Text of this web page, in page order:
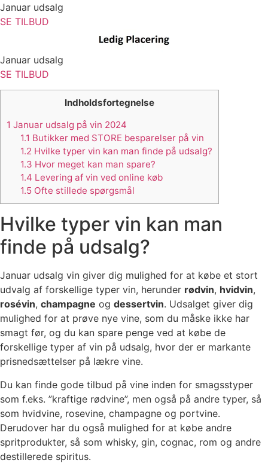
Januar udsalg
SE TILBUD
Januar udsalg
SE TILBUD
Indholdsfortegnelse
1 Januar udsalg på vin 2024
1.1 Butikker med STORE besparelser på vin
1.2 Hvilke typer vin kan man finde på udsalg?
1.3 Hvor meget kan man spare?
1.4 Levering af vin ved online køb
1.5Ofte stillede spørgsmål
Hvilke typer vin kan man
finde på udsalg?
Januar udsalg vin giver dig mulighed for at købe et stort
udvalg af forskellige typer vin, herunder rødvin, hvidvin,
rosévin, champagne og dessertvin. Udsalget giver dig
mulighed for at prøve nye vine, som du måske ikke har
smagt før, og du kan spare penge ved at købe de
forskellige typer af vin på udsalg, hvor der er markante
prisnedsættelser på lækre vine.
Du kan finde gode tilbud på vine inden for smagsstyper
som f.eks. ”kraftige rødvine”, men også på andre typer, så
som hvidvine, rosevine, champagne og portvine.
Derudover har du også mulighed for at købe andre
spritprodukter, så som whisky, gin, cognac, rom og andre
destillerede spiritus.